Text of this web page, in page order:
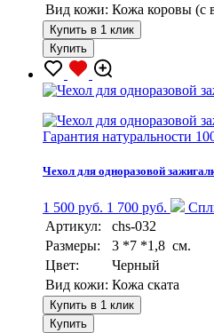
Вид кожи: Кожа коровы (с
Купить в 1 клик
Купить
Гарантия натуральности
Чехол для одноразовой
1 500 руб. 1 700 руб.
Артикул:
chs-032
Размеры:
3 *7 *1,8 см.
Цвет:
Черный
Вид кожи: Кожа ската
Купить в 1 клик
Купить